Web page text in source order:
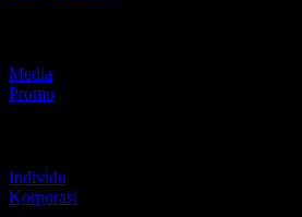
Media
Promo
Individu
Korporasi